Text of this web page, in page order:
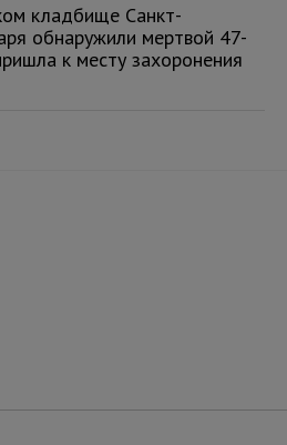
кладбище Санкт-
обнаружили мертвой 47-
к месту захоронения